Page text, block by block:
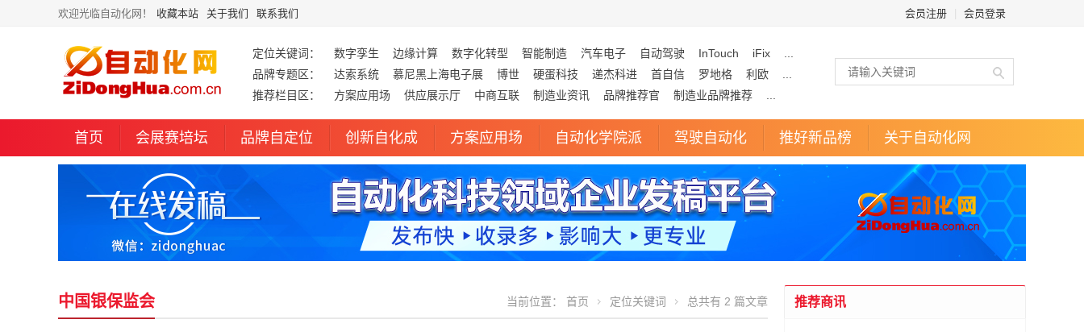
欢迎光临自动化网！ 收藏本站 关于我们 联系我们 会员注册 会员登录
定位关键词： 数字孪生 边缘计算 数字化转型 智能制造 汽车电子 自动驾驶 InTouch iFix
品牌专题区：
达索系统 慕尼黑上海电子展 博世 硬蛋科技 递杰科进 首自信 罗地格 利欧
推荐栏目区：
方案应用场 供应展示厅 中商互联 制造业资讯 品牌推荐官 制造业品牌推荐
首页 会展赛培坛 品牌自定位 创新自化成 方案应用场 自动化学院派 驾驶自动化 推好新品榜 关于自动化网
中国银保监会 当前位置： 首页 定位关键词 总共有 2 篇文章 推荐商讯